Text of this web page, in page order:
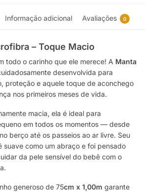
Informação adicional Avaliações 0
– Toque Macio
todo o carinho que ele merece! A Manta
desenvolvida para
proteção e aquele toque de aconchego
nos primeiros meses de vida.
macia, ela é ideal para
em todos os momentos — desde
berço até os passeios ao ar livre. Seu
suave como um abraço e foi pensado
da pele sensível do bebê com o
generoso de 75cm x 1,00m garante